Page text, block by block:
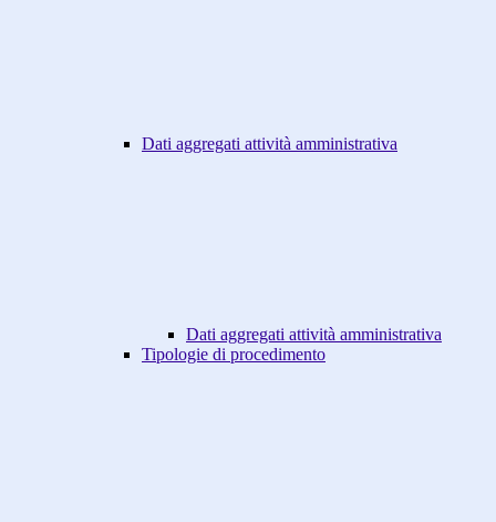
Dati aggregati attività amministrativa
Dati aggregati attività amministrativa
Tipologie di procedimento